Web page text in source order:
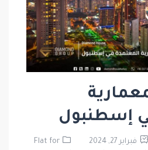
إسطنبول
فبراير 27, 2024
Flat for